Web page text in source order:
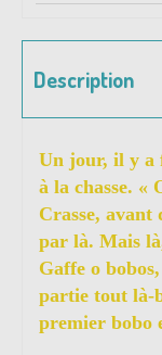
Description
Un jour, il y a
à la chasse. «
Crasse, avant
par là. Mais
Gaffe o
partie tout là-
premier bobo